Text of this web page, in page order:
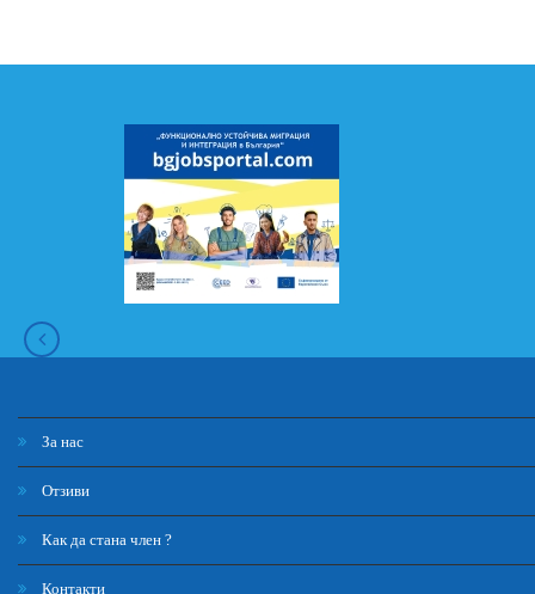
За нас
Отзиви
Как да стана член ?
Контакти